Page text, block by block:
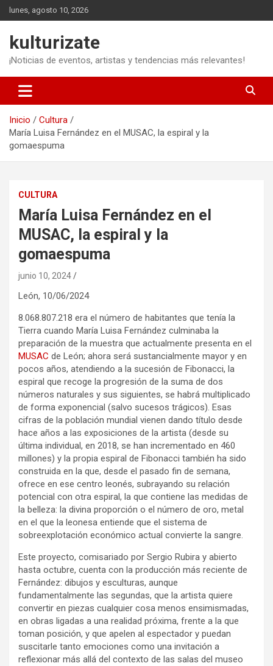
Saltar
al
lunes, agosto 10, 2026
kulturizate
¡Noticias de eventos, artistas y tendencias más relevantes!
Inicio
Cultura
María Luisa Fernández en el MUSAC, la espiral y la
gomaespuma
CULTURA
María Luisa Fernández en el
MUSAC, la espiral y la
gomaespuma
junio 10, 2024
León, 10/06/2024
8.068.807.218 era el número de habitantes que tenía la
Tierra cuando María Luisa Fernández culminaba la
preparación de la muestra que actualmente presenta en el
MUSAC de León; ahora será sustancialmente mayor y en
pocos años, atendiendo a la sucesión de Fibonacci, la
espiral que recoge la progresión de la suma de dos
números naturales y sus siguientes, se habrá multiplicado
de forma exponencial (salvo sucesos trágicos). Esas
cifras de la población mundial vienen dando título desde
hace años a las exposiciones de la artista (desde su
última individual, en 2018, se han incrementado en 460
millones) y la propia espiral de Fibonacci también ha sido
construida en la que, desde el pasado fin de semana,
ofrece en ese centro leonés, subrayando su relación
potencial con otra espiral, la que contiene las medidas de
la belleza: la divina proporción o el número de oro, metal
en el que la leonesa entiende que el sistema de
sobreexplotación económico actual convierte la sangre.
Este proyecto, comisariado por Sergio Rubira y abierto
hasta octubre, cuenta con la producción más reciente de
Fernández: dibujos y esculturas, aunque
fundamentalmente las segundas, que la artista quiere
convertir en piezas cualquier cosa menos ensimismadas,
en obras ligadas a una realidad próxima, frente a la que
toman posición, y que apelen al espectador y puedan
suscitarle tanto emociones como una invitación a
reflexionar más allá del contexto de las salas del museo